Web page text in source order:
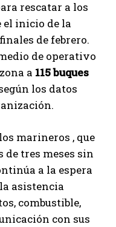
rescatar a los
el inicio de la
de febrero.
de operativo
a 115 buques
los datos
marineros , que
de tres meses sin
a la espera
asistencia
combustible,
con sus